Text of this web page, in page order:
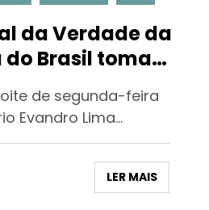
da Verdade da
Brasil toma
de segunda-feira
Evandro Lima…
LER MAIS